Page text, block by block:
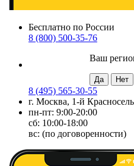
Бесплатно по России
8 (800) 500-35-76
Ваш
8 (495) 565-30-55
г. Москва, 1-й
пн-пт: 9:00-20:00
сб: 10:00-18:00
вс: (по договоренности)